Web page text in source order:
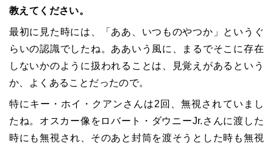
教えてください。
最初に見た時には、「ああ、いつものやつか」というぐ
らいの認識でしたね。ああいう風に、まるでそこに存在
しないかのように扱われることは、見覚えがあるという
か、よくあることだったので。
特にキー・ホイ・クアンさんは2回、無視されていまし
たね。オスカー像をロバート・ダウニーJr.さんに渡した
時にも無視され、そのあと封筒を渡そうとした時も無視